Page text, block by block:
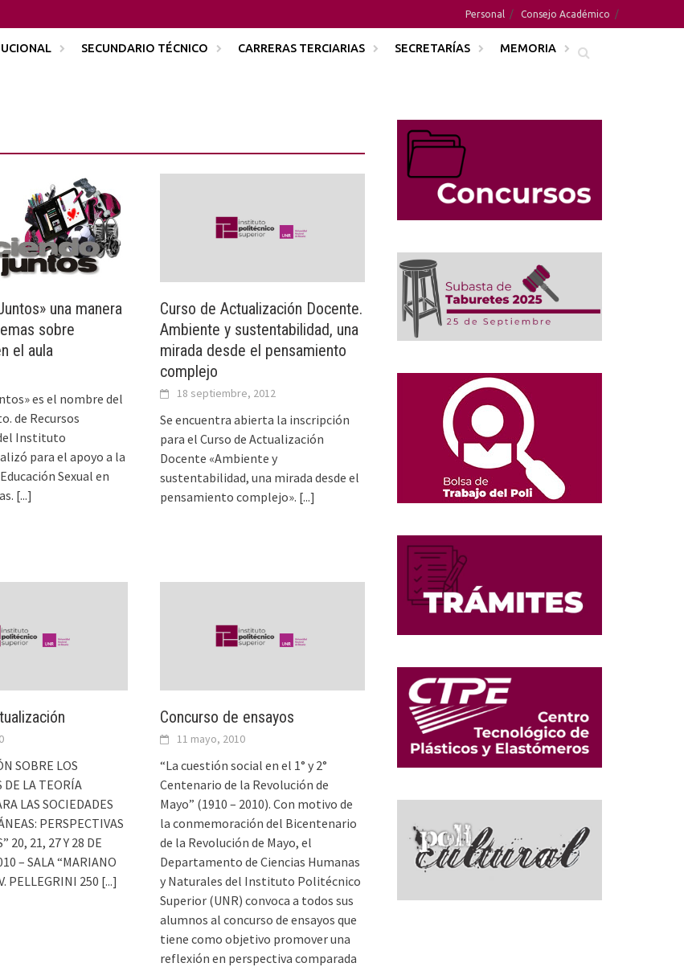
Personal Consejo Académico
SECUNDARIO TÉCNICO CARRERAS TERCIARIAS SECRETARÍAS MEMORIA
una manera
sobre
el aula
es el nombre del
de Recursos
Instituto
para el apoyo a la
Sexual en
[...]
Curso de Actualización Docente.
Ambiente y sustentabilidad, una
mirada desde el pensamiento
complejo
18 septiembre, 2012
Se encuentra abierta la inscripción
para el Curso de Actualización
Docente «Ambiente y
sustentabilidad, una mirada desde el
pensamiento complejo». [...]
SOBRE LOS
DE LA TEORÍA
LAS SOCIEDADES
PERSPECTIVAS
20, 21, 27 Y 28 DE
– SALA “MARIANO
PELLEGRINI 250 [...]
Concurso de ensayos
11 mayo, 2010
“La cuestión social en el 1° y 2°
Centenario de la Revolución de
Mayo” (1910 – 2010). Con motivo de
la conmemoración del Bicentenario
de la Revolución de Mayo, el
Departamento de Ciencias Humanas
y Naturales del Instituto Politécnico
Superior (UNR) convoca a todos sus
alumnos al concurso de ensayos que
tiene como objetivo promover una
reflexión en perspectiva comparada